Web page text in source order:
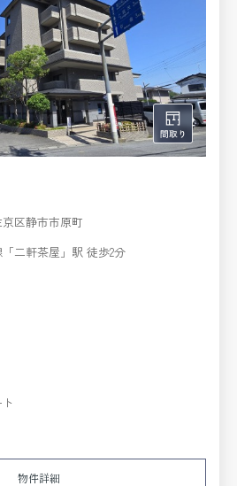
区静市市原町
二軒茶屋」駅 徒歩2分
物件詳細